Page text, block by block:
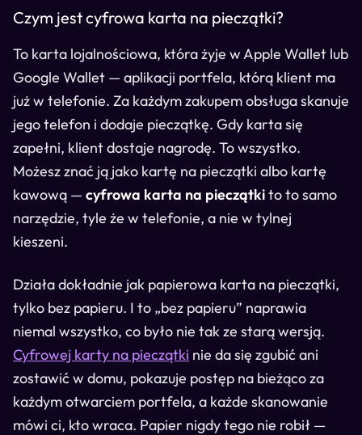
Czym jest cyfrowa karta na pieczątki?
To karta lojalnościowa, która żyje w Apple Wallet lub
Google Wallet — aplikacji portfela, którą klient ma
już w telefonie. Za każdym zakupem obsługa skanuje
jego telefon i dodaje pieczątkę. Gdy karta się
zapełni, klient dostaje nagrodę. To wszystko.
Możesz znać ją jako kartę na pieczątki albo kartę
kawową — cyfrowa karta na pieczątkito to samo
narzędzie, tyle że w telefonie, a nie w tylnej
kieszeni.
Działa dokładnie jak papierowa karta na pieczątki,
tylko bez papieru. I to „bez papieru” naprawia
niemal wszystko, co było nie tak ze starą wersją.
Cyfrowej karty na pieczątki nie da się zgubić ani
zostawić w domu, pokazuje postęp na bieżąco za
każdym otwarciem portfela, a każde skanowanie
mówi ci, kto wraca. Papier nigdy tego nie robił —